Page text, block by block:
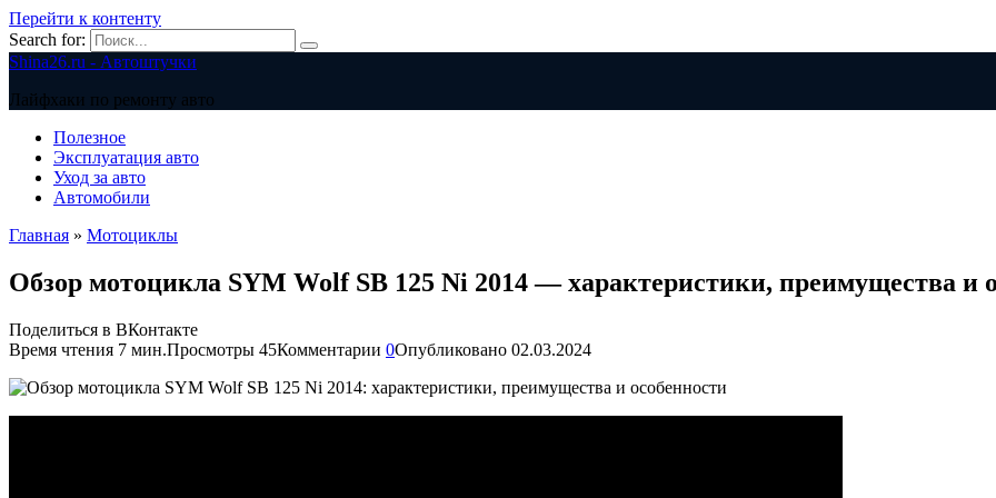
Перейти к контенту
Search for:
Shina26.ru - Автоштучки
Лайфхаки по ремонту авто
Полезное
Эксплуатация авто
Уход за авто
Автомобили
Главная » Мотоциклы
Обзор мотоцикла SYM Wolf SB 125 Ni 2014 — характеристики, преимущества и
Поделиться в ВКонтакте
Время чтения 7 мин.Просмотры 45Комментарии 0Опубликовано 02.03.2024